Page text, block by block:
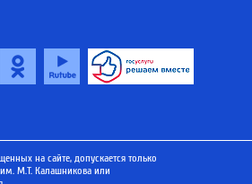
на сайте, допускается только
М.Т. Калашникова или